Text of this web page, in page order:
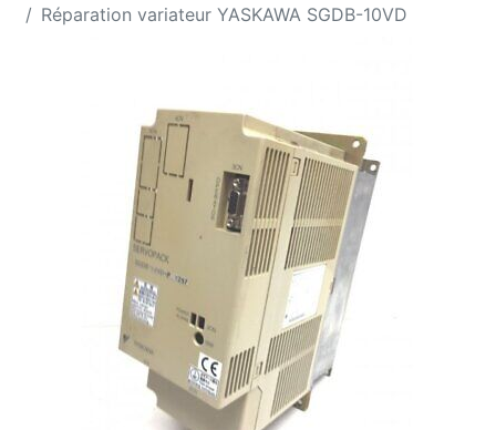
Réparation variateur YASKAWA SGDB-10VD